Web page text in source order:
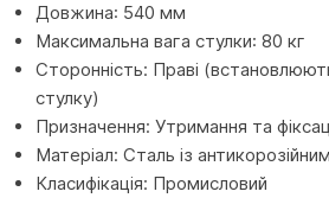
Довжина: 540 мм
Максимальна вага стулки: 80 кг
Сторонність: Праві
стулку)
Призначення: Утримання та
Матеріал: Сталь із
Класифікація: Промисловий